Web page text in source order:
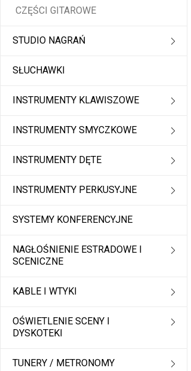
CZĘŚCI GITAROWE
STUDIO NAGRAŃ
SŁUCHAWKI
INSTRUMENTY KLAWISZOWE
INSTRUMENTY SMYCZKOWE
INSTRUMENTY DĘTE
INSTRUMENTY PERKUSYJNE
SYSTEMY KONFERENCYJNE
NAGŁOŚNIENIE ESTRADOWE I
SCENICZNE
KABLE I WTYKI
OŚWIETLENIE SCENY I
DYSKOTEKI
TUNERY / METRONOMY